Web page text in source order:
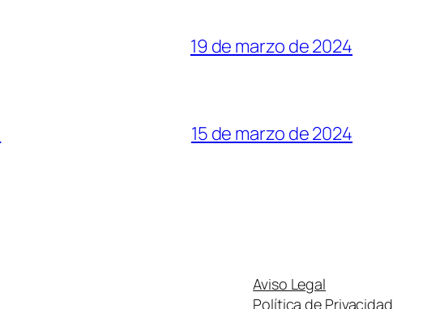
19 de marzo de 2024
15 de marzo de 2024
Aviso Legal
Política de Privacidad